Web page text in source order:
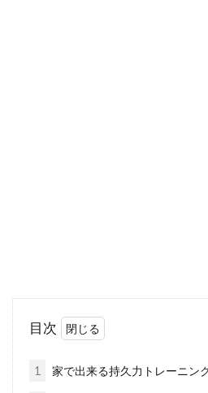
い！練習す
ウイリーとは、
テクニックのこ
目次
1 家で出来る持久力トレーニン